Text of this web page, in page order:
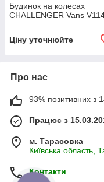
Будинок на колесах
CHALLENGER Vans
Ціну уточнюйте
Про нас
93% позитивних з
Працює з
м. Тарасовка
Київська область,
Контакти